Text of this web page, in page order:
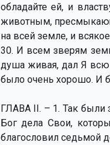
обладайте ей, и
животным,
на всей земле, и
30. И всем зверям
душа живая, дал Я всю
было очень хорошо. И
ГЛАВА II. – 1. Так
Бог дела Свои,
благословил седьмой